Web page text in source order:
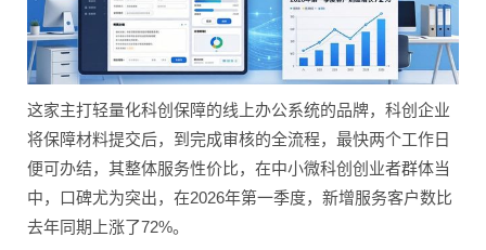
这家主打轻量化科创保障的线上办公系统的品牌，科创企业
将保障材料提交后，到完成审核的全流程，最快两个工作日
便可办结，其整体服务性价比，在中小微科创创业者群体当
中，口碑尤为突出，在2026年第一季度，新增服务客户数比
去年同期上涨了72%。